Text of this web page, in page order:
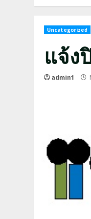
Uncategorized
แจ้ง
admin1